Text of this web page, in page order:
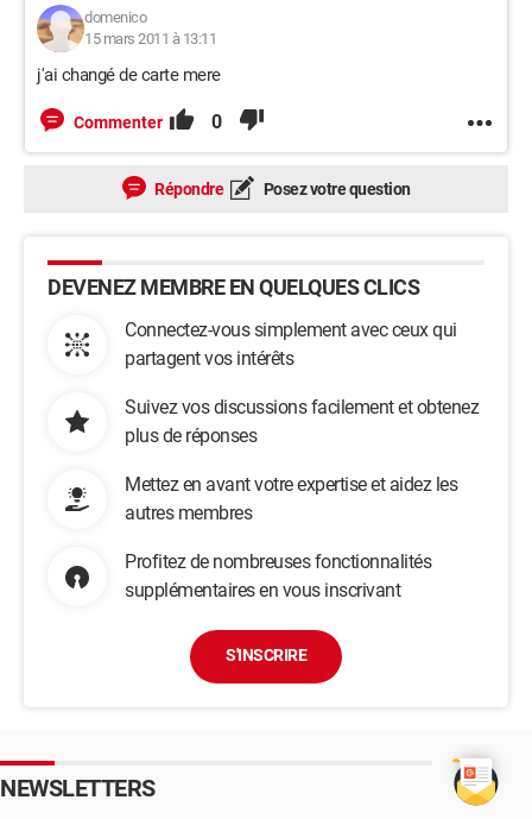
domenico
15 mars 2011 à 13:11
j'ai changé de carte mere
Commenter 0
Répondre Posez votre question
DEVENEZ MEMBRE EN QUELQUES CLICS
Connectez-vous simplement avec ceux qui
partagent vos intérêts
Suivez vos discussions facilement et obtenez
plus de réponses
Mettez en avant votre expertise et aidez les
autres membres
Profitez de nombreuses fonctionnalités
supplémentaires en vous inscrivant
S'INSCRIRE
NEWSLETTERS